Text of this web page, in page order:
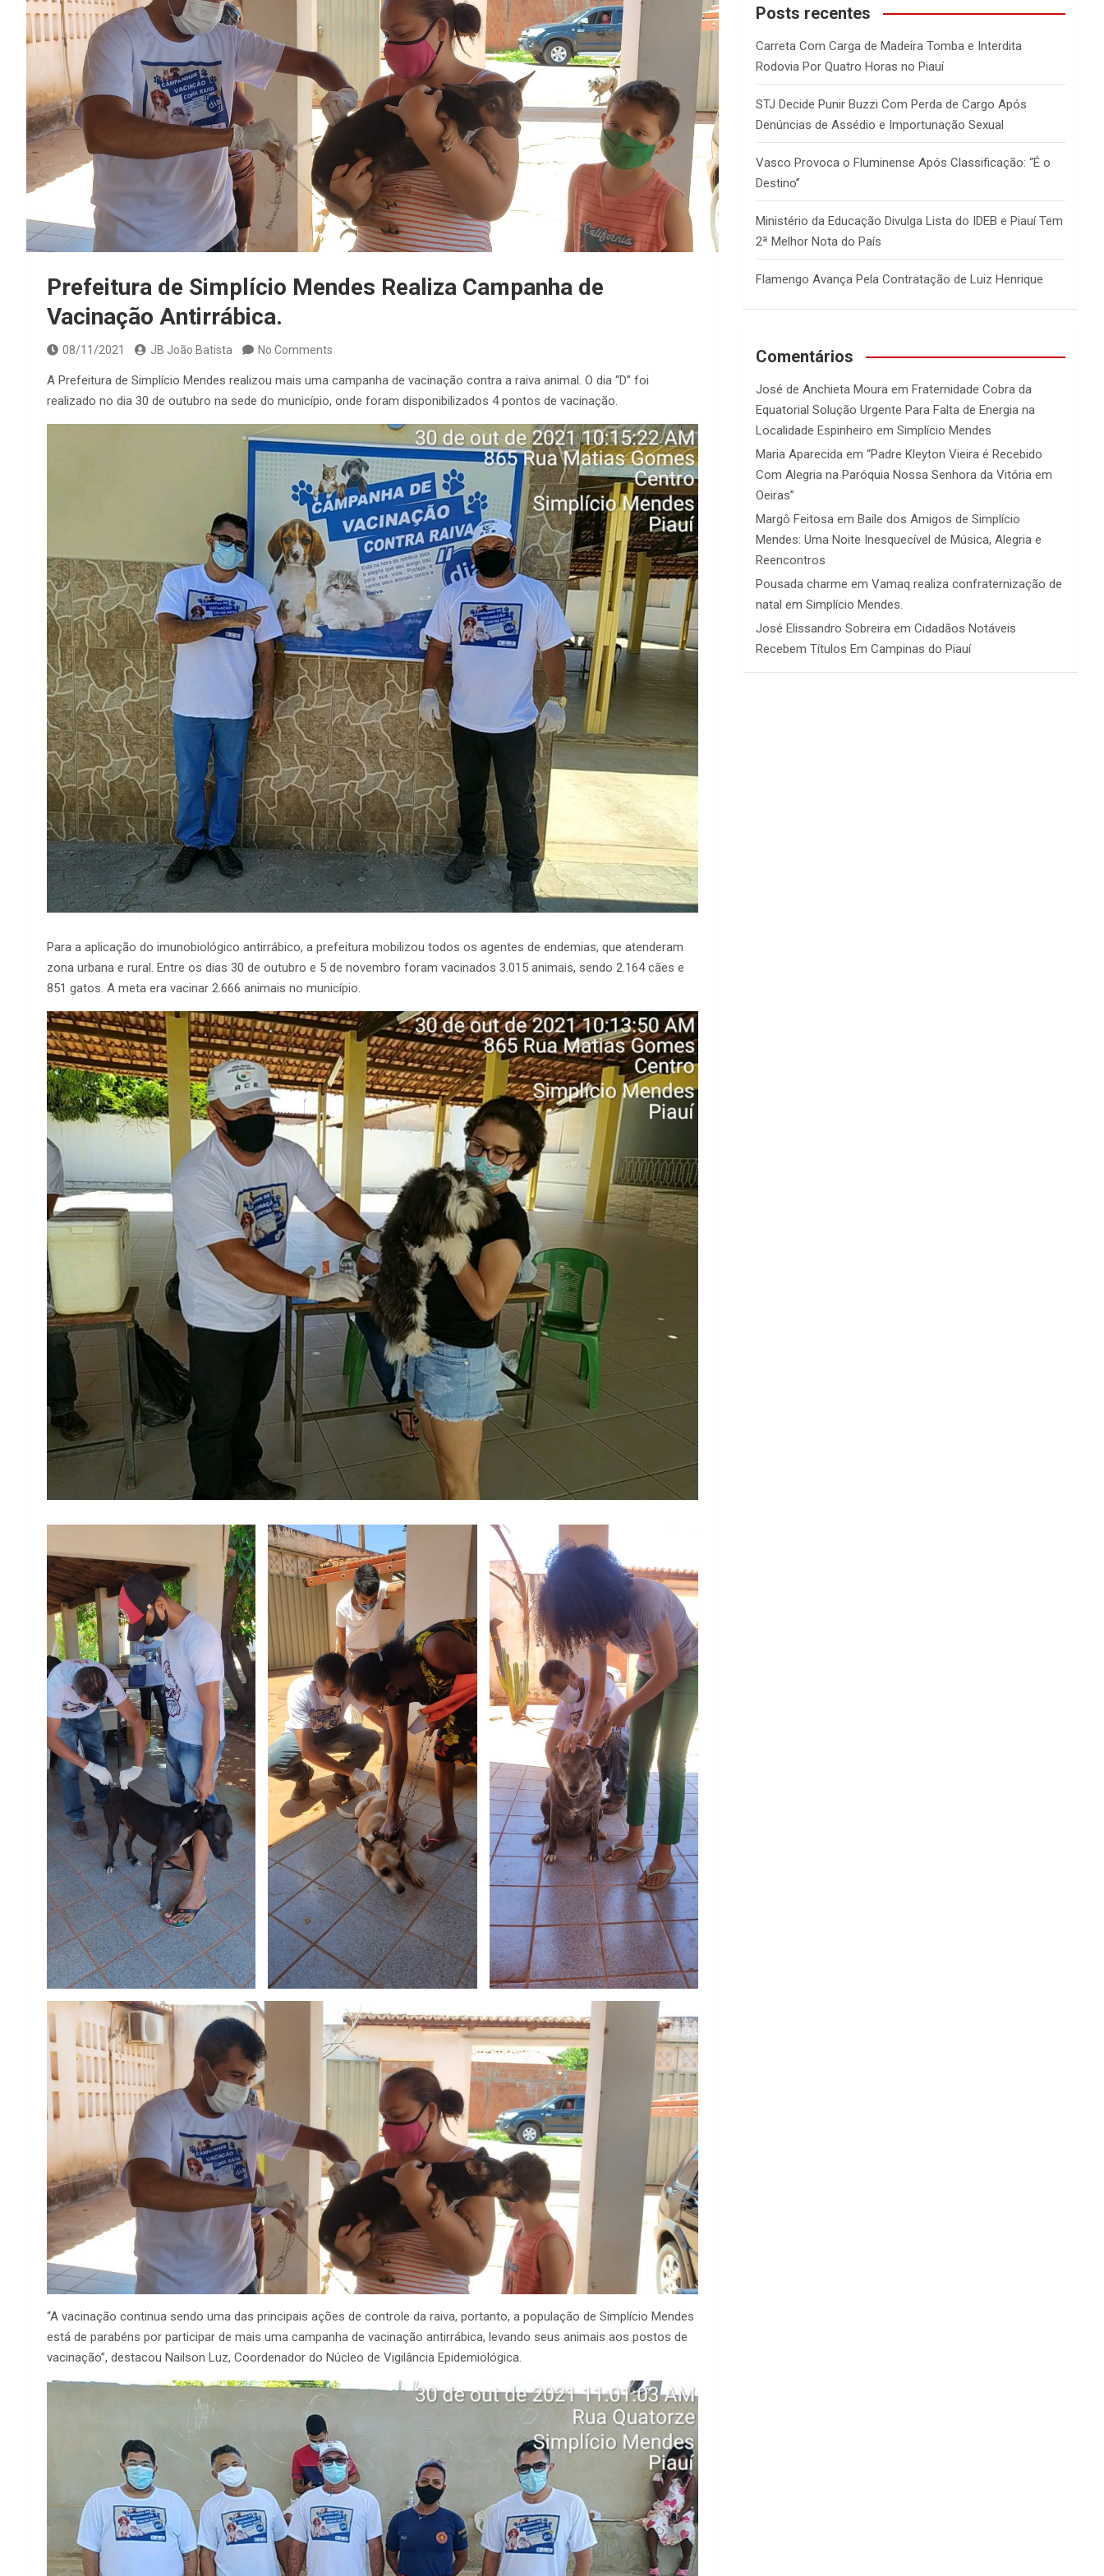
Prefeitura de Simplício Mendes Realiza Campanha de
Vacinação Antirrábica.
08/11/2021 JB João Batista No Comments
A Prefeitura de Simplício Mendes realizou mais uma campanha de vacinação contra a raiva animal. O dia “D” foi
realizado no dia 30 de outubro na sede do município, onde foram disponibilizados 4 pontos de vacinação.
Para a aplicação do imunobiológico antirrábico, a prefeitura mobilizou todos os agentes de endemias, que atenderam
zona urbana e rural. Entre os dias 30 de outubro e 5 de novembro foram vacinados 3.015 animais, sendo 2.164 cães e
851 gatos. A meta era vacinar 2.666 animais no município.
“A vacinação continua sendo uma das principais ações de controle da raiva, portanto, a população de Simplício Mendes
está de parabéns por participar de mais uma campanha de vacinação antirrábica, levando seus animais aos postos de
vacinação”, destacou Nailson Luz, Coordenador do Núcleo de Vigilância Epidemiológica.
c
Posts recentes
Carreta Com Carga de Madeira Tomba e Interdita
Rodovia Por Quatro Horas no Piauí
STJ Decide Punir Buzzi Com Perda de Cargo Após
Denúncias de Assédio e Importunação Sexual
Vasco Provoca o Fluminense Após Classificação: “É o
Destino”
Ministério da Educação Divulga Lista do IDEB e Piauí Tem
2ª Melhor Nota do País
Flamengo Avança Pela Contratação de Luiz Henrique
Comentários
José de Anchieta Moura emFraternidade Cobra da
Equatorial Solução Urgente Para Falta de Energia na
Localidade Espinheiro em Simplício Mendes
Maria Aparecida em“Padre Kleyton Vieira é Recebido
Com Alegria na Paróquia Nossa Senhora da Vitória em
Oeiras”
Margô Feitosa emBaile dos Amigos de Simplício
Mendes: Uma Noite Inesquecível de Música, Alegria e
Reencontros
Pousada charme emVamaq realiza confraternização de
natal em Simplício Mendes.
José Elissandro Sobreira emCidadãos Notáveis
Recebem Títulos Em Campinas do Piauí